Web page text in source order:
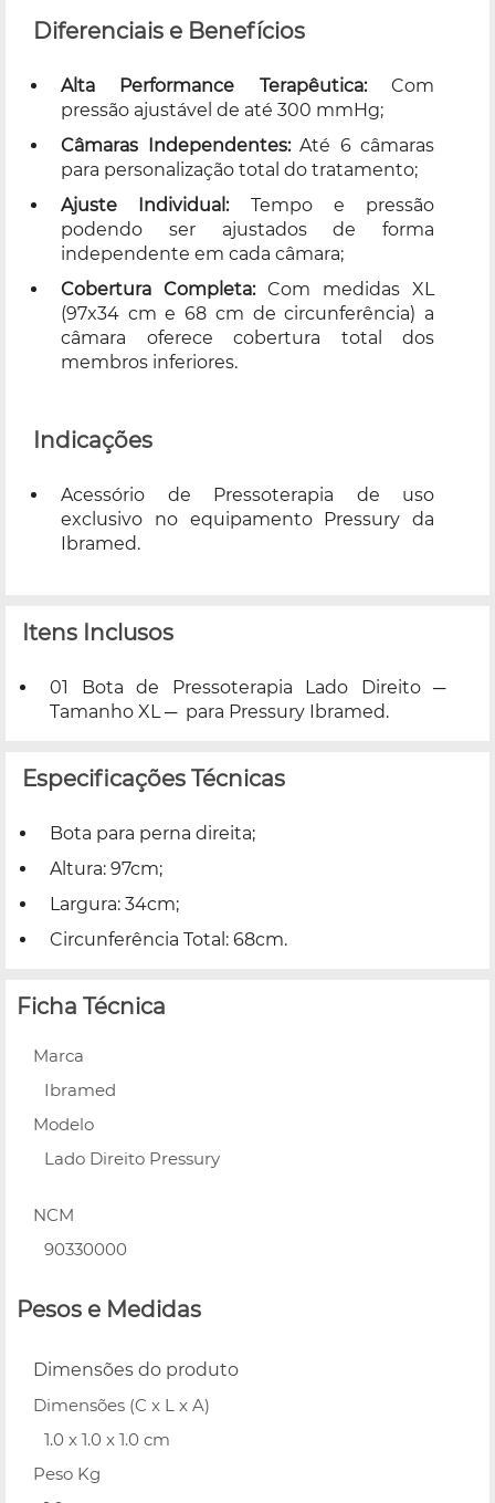
Diferenciais e Benefícios
Alta Performance Terapêutica:Com
pressão ajustável de até 300 mmHg;
Câmaras Independentes:Até 6 câmaras
para personalização total do tratamento;
Ajuste Individual:Tempo e pressão
podendo ser ajustados de forma
independente em cada câmara;
Cobertura Completa: Com medidas XL
(97x34 cm e 68 cm de circunferência) a
câmara oferece cobertura total dos
membros inferiores.
Indicações
Acessório de Pressoterapia de uso
exclusivo no equipamento Pressury da
Ibramed.
Itens Inclusos
01 Bota de Pressoterapia Lado Direito ─
Tamanho XL ─ para Pressury Ibramed.
Especificações Técnicas
Bota para perna direita;
Altura: 97cm;
Largura: 34cm;
Circunferência Total: 68cm.
Ficha Técnica
Marca
Ibramed
Modelo
Lado Direito Pressury
NCM
90330000
Pesos e Medidas
Dimensões do produto
Dimensões (C x L x A)
1.0 x 1.0 x 1.0 cm
Peso Kg